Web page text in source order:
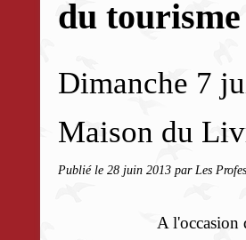
du tourisme
Dimanche 7
Maison du
Publié le 28 juin 2013 par Les
A l'occasion